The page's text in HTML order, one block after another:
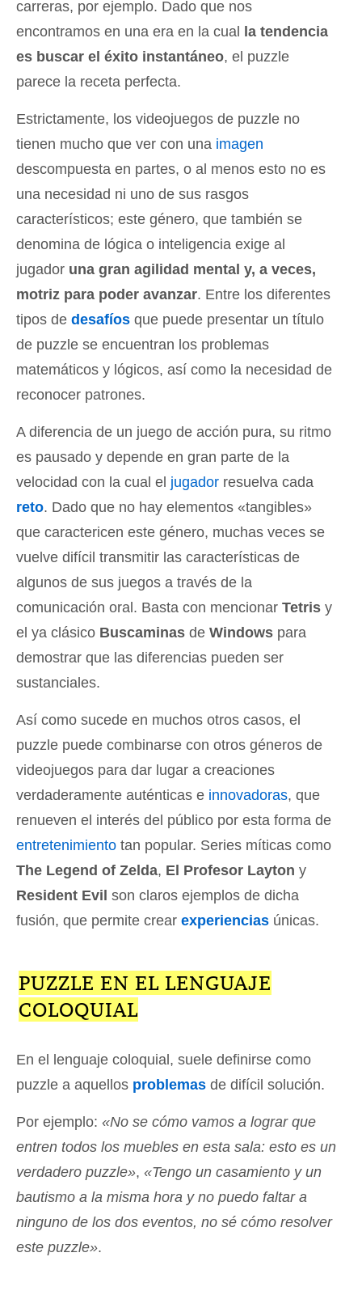
carreras, por ejemplo. Dado que nos
encontramos en una era en la cual
la tendencia
es buscar el éxito instantáneo, el puzzle
parece la receta perfecta.
Estrictamente, los videojuegos de puzzle no
tienen mucho que ver con una imagen
descompuesta en partes, o al menos esto no es
una necesidad ni uno de sus rasgos
característicos; este género, que también se
denomina de lógica o inteligencia exige al
jugador una gran agilidad mental y, a veces,
motriz para poder avanzar. Entre los diferentes
tipos de desafíos que puede presentar un título
de puzzle se encuentran los problemas
matemáticos y lógicos, así como la necesidad de
reconocer patrones.
A diferencia de un juego de acción pura, su ritmo
es pausado y depende en gran parte de la
velocidad con la cual el jugador resuelva cada
reto. Dado que no hay elementos «tangibles»
que caractericen este género, muchas veces se
vuelve difícil transmitir las características de
algunos de sus juegos a través de la
comunicación oral. Basta con mencionar Tetris y
el ya clásico Buscaminas de Windows para
demostrar que las diferencias pueden ser
sustanciales.
Así como sucede en muchos otros casos, el
puzzle puede combinarse con otros géneros de
videojuegos para dar lugar a creaciones
verdaderamente auténticas e innovadoras, que
renueven el interés del público por esta forma de
entretenimiento tan popular. Series míticas como
The Legend of Zelda, El Profesor Layton y
Resident Evil son claros ejemplos de dicha
fusión, que permite crear experiencias únicas.
PUZZLE EN EL LENGUAJE
COLOQUIAL
En el lenguaje coloquial, suele definirse como
puzzle a aquellos problemas de difícil solución.
Por ejemplo: «No se cómo vamos a lograr que
entren todos los muebles en esta sala: esto es un
verdadero puzzle», «Tengo un casamiento y un
bautismo a la misma hora y no puedo faltar a
ninguno de los dos eventos, no sé cómo resolver
este puzzle».